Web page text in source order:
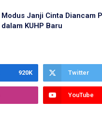
Modus Janji Cinta Diancam
dalam KUHP Baru
920K Twitter
YouTube